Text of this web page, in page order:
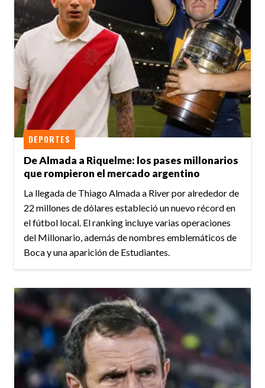
De Almada a Riquelme: los pases millonarios
que rompieron el mercado argentino
DEPORTES
La llegada de Thiago Almada a River por alrededor de
22 millones de dólares estableció un nuevo récord en
el fútbol local. El ranking incluye varias operaciones
del Millonario, además de nombres emblemáticos de
Boca y una aparición de Estudiantes.